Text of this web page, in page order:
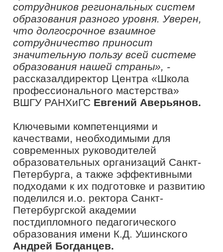
«Мероприятие меня заинтересовало,
так как я молодой заместитель по
учебно-воспитательной работе, не
так давно в руководящей должности,
поэтому было интересно научиться
чему-то новому, познакомиться с
людьми, войти в сообщество
административных работников.
Информации очень много, а что
характерно, больше практики. Через
игры, которые с нами проводят,
очень удобно усваивать новые
школа» президентской платформы
«Россия – страна возможностей»
полезна еще и тем, что помимо той
информации, которую нам дают, мы
можем познакомиться друг с другом,
наладить контакты, связи, понять,
как выстраивать всю работу. Очень
радуюсь, что много молодых людей, с
которыми интересно общаться,
взаимодействовать, а также можно
научиться чему-то новому у опытных
коллег»,– рассказал заместитель
директора по учебно-воспитательной
работе школы №7 города Охи